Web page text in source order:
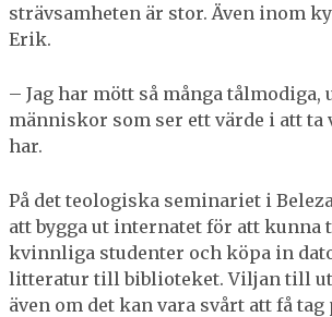
strävsamheten är stor. Även inom
Erik.
– Jag har mött så många tålmodiga,
människor som ser ett värde i att ta
har.
På det teologiska seminariet i
att bygga ut internatet för att kunna
kvinnliga studenter och köpa in
litteratur till biblioteket. Viljan till
även om det kan vara svårt att få